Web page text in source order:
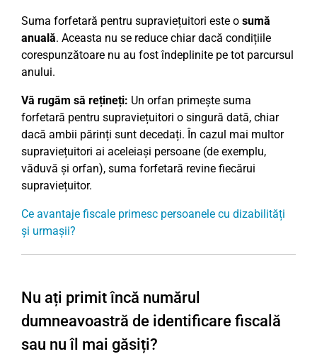
Suma forfetară pentru supraviețuitori este o sumă
anuală. Aceasta nu se reduce chiar dacă condițiile
corespunzătoare nu au fost îndeplinite pe tot parcursul
anului.
Vă rugăm să rețineți: Un orfan primește suma
forfetară pentru supraviețuitori o singură dată, chiar
dacă ambii părinți sunt decedați. În cazul mai multor
supraviețuitori ai aceleiași persoane (de exemplu,
văduvă și orfan), suma forfetară revine fiecărui
supraviețuitor.
Ce avantaje fiscale primesc persoanele cu dizabilități
și urmașii?
Nu ați primit încă numărul
dumneavoastră de identificare fiscală
sau nu îl mai găsiți?